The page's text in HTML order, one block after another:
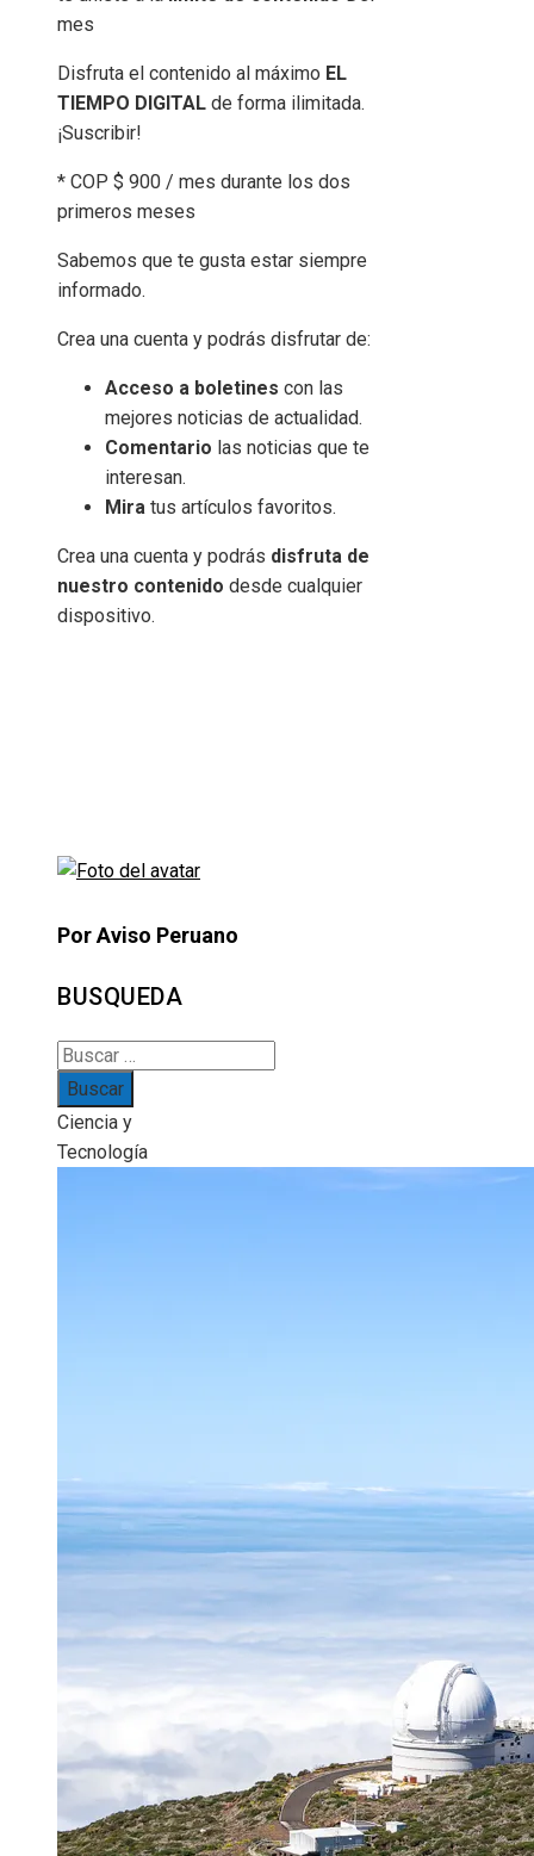
mes
Disfruta el contenido al máximo EL
TIEMPO DIGITAL de forma ilimitada.
¡Suscribir!
* COP $ 900 / mes durante los dos
primeros meses
Sabemos que te gusta estar siempre
informado.
Crea una cuenta y podrás disfrutar de:
Acceso a boletines con las
mejores noticias de actualidad.
Comentario las noticias que te
interesan.
Mira tus artículos favoritos.
Crea una cuenta y podrás disfruta de
nuestro contenido desde cualquier
dispositivo.
Por Aviso Peruano
BUSQUEDA
Buscar:
Ciencia y
Tecnología